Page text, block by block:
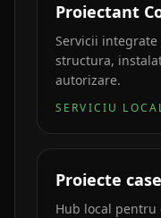
Proiectant
Servicii
structura,
autorizare.
SERVICIU
Proiecte
Hub local pentru